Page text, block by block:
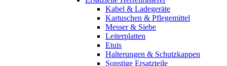
Kabel & Ladegeräte
Kartuschen & Pflegemittel
Messer & Siebe
Leiterplatten
Etuis
Halterungen & Schutzkappen
Sonstige Ersatzteile